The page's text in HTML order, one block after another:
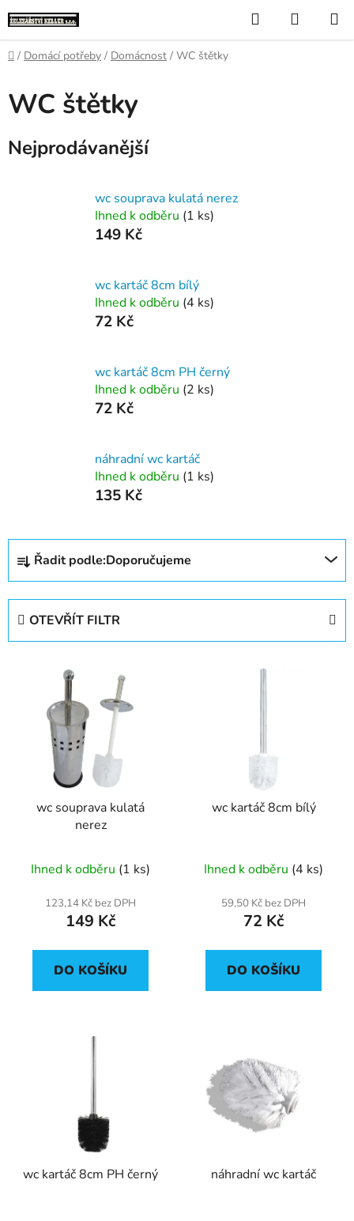
na
obsah
Hledat
KOŠÍK
Domů
/ Domácí potřeby / Domácnost / WC štětky
WC štětky
Nejprodávanější
wc souprava kulatá nerez
Ihned k odběru (1 ks)
149 Kč
wc kartáč 8cm bílý
Ihned k odběru (4 ks)
72 Kč
wc kartáč 8cm PH černý
Ihned k odběru (2 ks)
72 Kč
náhradní wc kartáč
Ihned k odběru (1 ks)
135 Kč
Ř
z
Řadit podle:Doporučujeme
OTEVŘÍT FILTR
wc souprava kulatá
nerez
Ihned k odběru (1 ks)
123,14 Kč bez DPH
149 Kč
DO KOŠÍKU
wc kartáč 8cm bílý
Ihned k odběru (4 ks)
59,50 Kč bez DPH
72 Kč
DO KOŠÍKU
wc kartáč 8cm PH černý náhradní wc kartáč